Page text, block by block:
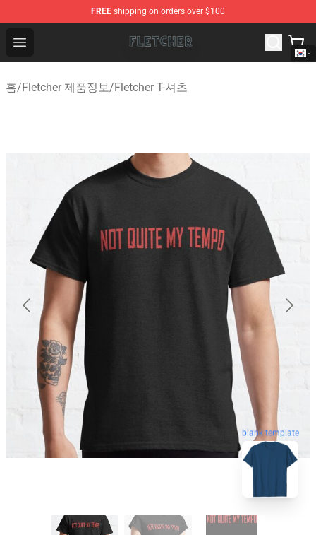
FREE shipping on orders over $100
Open menu
Fletcher Store - Official Fletcher Merchandise Shop
홈/Fletcher 제품정보/Fletcher T-셔츠
blank template